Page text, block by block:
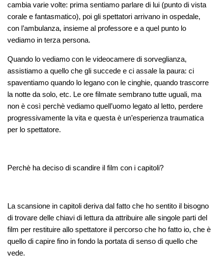
cambia varie volte: prima sentiamo parlare di lui (punto di vista
corale e fantasmatico), poi gli spettatori arrivano in ospedale,
con l’ambulanza, insieme al professore e a quel punto lo
vediamo in terza persona.
Quando lo vediamo con le videocamere di sorveglianza,
assistiamo a quello che gli succede e ci assale la paura: ci
spaventiamo quando lo legano con le cinghie, quando trascorre
la notte da solo, etc. Le ore filmate sembrano tutte uguali, ma
non è così perchè vediamo quell’uomo legato al letto, perdere
progressivamente la vita e questa è un’esperienza traumatica
per lo spettatore.
Perchè ha deciso di scandire il film con i capitoli?
La scansione in capitoli deriva dal fatto che ho sentito il bisogno
di trovare delle chiavi di lettura da attribuire alle singole parti del
film per restituire allo spettatore il percorso che ho fatto io, che è
quello di capire fino in fondo la portata di senso di quello che
vede.